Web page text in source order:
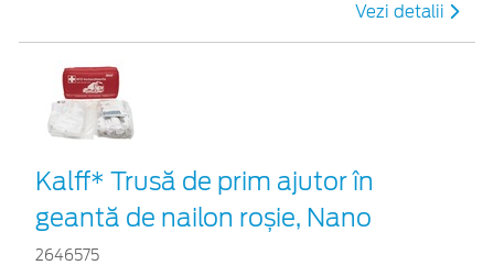
Vezi detalii
Kalff* Trusă de prim ajutor în
geantă de nailon roșie, Nano
2646575